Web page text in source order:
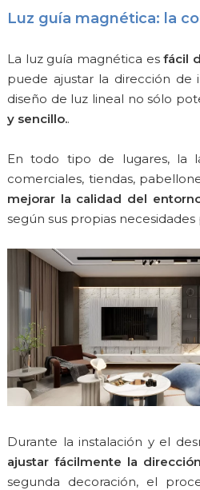
Luz guía magnética: la
La luz guía magnética esfácil
puede ajustar la dirección de
diseño de luz lineal no sólo
y sencillo..
En todo tipo de lugares, la
comerciales, tiendas,
mejorar la calidad del
según sus propias
Durante la instalación y el
ajustar fácilmente la
segunda decoración, el